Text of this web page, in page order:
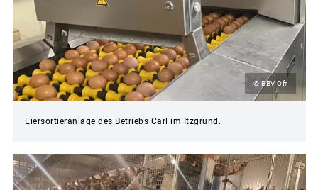
© BBV Ofr
Eiersortieranlage des Betriebs Carl im Itzgrund.